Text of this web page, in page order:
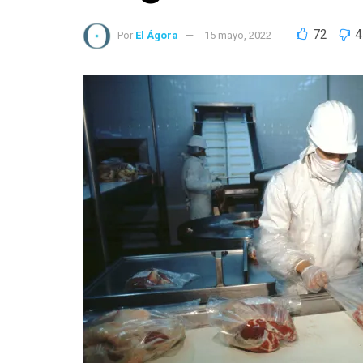
Por El Ágora 15 mayo, 2022 72 4